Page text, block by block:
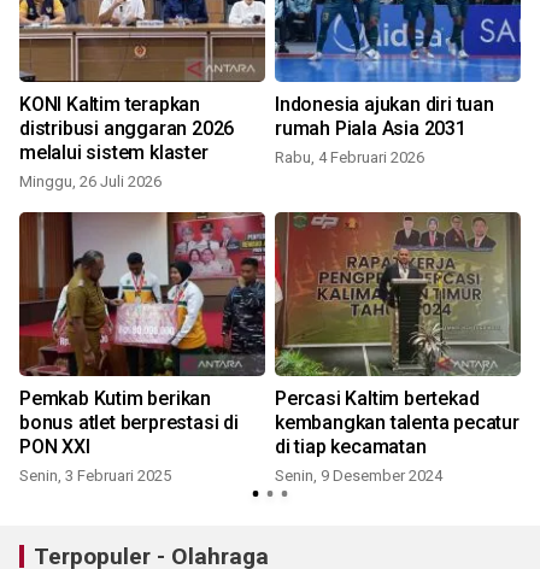
KONI Kaltim terapkan
distribusi anggaran 2026
melalui sistem klaster
Minggu, 26 Juli 2026
Indonesia ajukan diri tuan
rumah Piala Asia 2031
Rabu, 4 Februari 2026
Pemkab Kutim berikan
bonus atlet berprestasi di
PON XXI
Senin, 3 Februari 2025
Percasi Kaltim bertekad
kembangkan talenta pecatur
di tiap kecamatan
Senin, 9 Desember 2024
Terpopuler - Olahraga